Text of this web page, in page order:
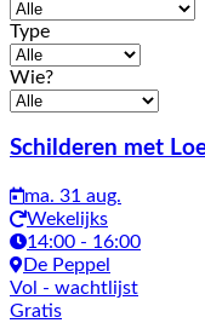
Type
Wie?
Activiteiten
Schilderen met
ma. 31 aug.
Wekelijks
14:00 - 16:00
De Peppel
Vol - wachtlijst
Gratis